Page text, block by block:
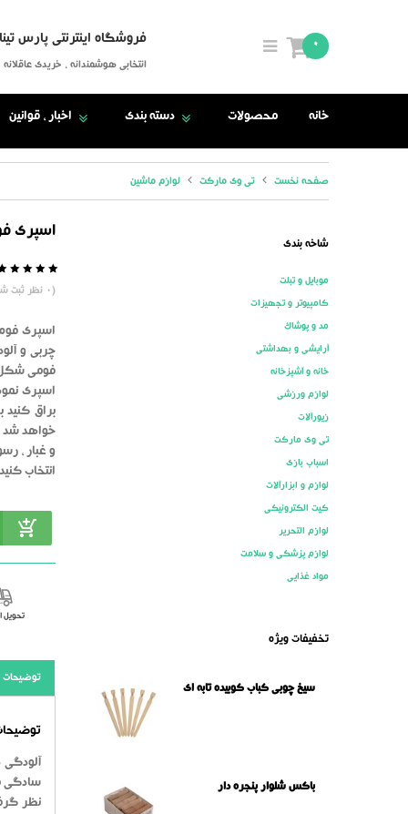
فروشگاه اینترنتی پارس تینا
انتخابی هوشمندانه ، خریدی عاقلانه
0
خانه محصولات دسته بندی اخبار ، قوانین
صفحه نخست تی وی مارکت لوازم ماشین
اسپری
(
0 نظر ثبت
اسپری
چربی و
اسپری
براق کنید
خواهد شد .
و غبار ،
انتخاب
توضیحات
سادگی
نظر
شاخه بندی
موبایل و تبلت
کامپیوتر و تجهیزات
مد و پوشاک
آرایشی و بهداشتی
خانه و آشپزخانه
لوازم ورزشی
زیورآلات
تی وی مارکت
اسباب بازی
لوازم و ابزارآلات
کیت الکترونیکی
لوازم التحریر
لوازم پزشکی و سلامت
مواد غذایی
تخفیفات ویژه
سیخ چوبی کباب کوبیده تابه ای
باکس شلوار پنجره دار